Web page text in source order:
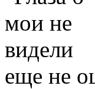
еще не